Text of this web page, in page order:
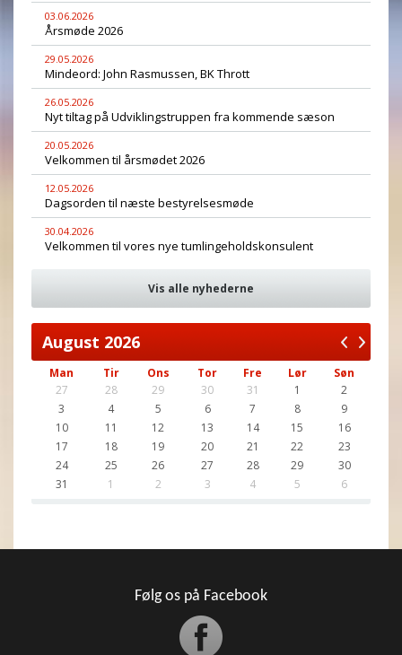
03.06.2026
Årsmøde 2026
29.05.2026
Mindeord: John Rasmussen, BK Thrott
26.05.2026
Nyt tiltag på Udviklingstruppen fra kommende sæson
20.05.2026
Velkommen til årsmødet 2026
12.05.2026
Dagsorden til næste bestyrelsesmøde
30.04.2026
Velkommen til vores nye tumlingeholdskonsulent
Vis alle nyhederne
August 2026
Man Tir Ons Tor Fre Lør
Søn
27
28 29 30 31 1
2
3
4 5 6 7 8
9
10
11 12 13 14 15
16
17
18 19 20 21 22
23
24
25 26 27 28 29
30
31
1 2 3 4 5 6
Følg os på Facebook